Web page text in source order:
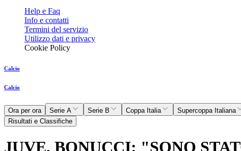
Help e Faq
Info e contatti
Termini del servizio
Utilizzo dati e privacy
Cookie Policy
Calcio
Calcio
Ora per ora Serie A Serie B Coppa Italia Supercoppa Italiana
Risultati e Classifiche
JUVE, BONUCCI: "SONO